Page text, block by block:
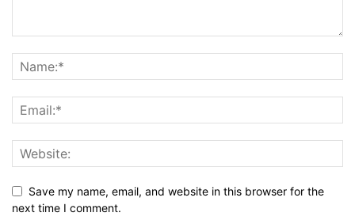
Save my name, email, and website in this browser for the
next time I comment.